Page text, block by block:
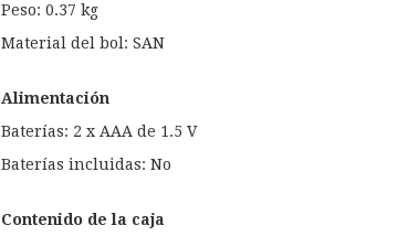
Peso: 0.37 kg
Material del bol: SAN
Alimentación
Baterías: 2 x AAA de 1.5 V
Baterías incluidas: No
Contenido de la caja